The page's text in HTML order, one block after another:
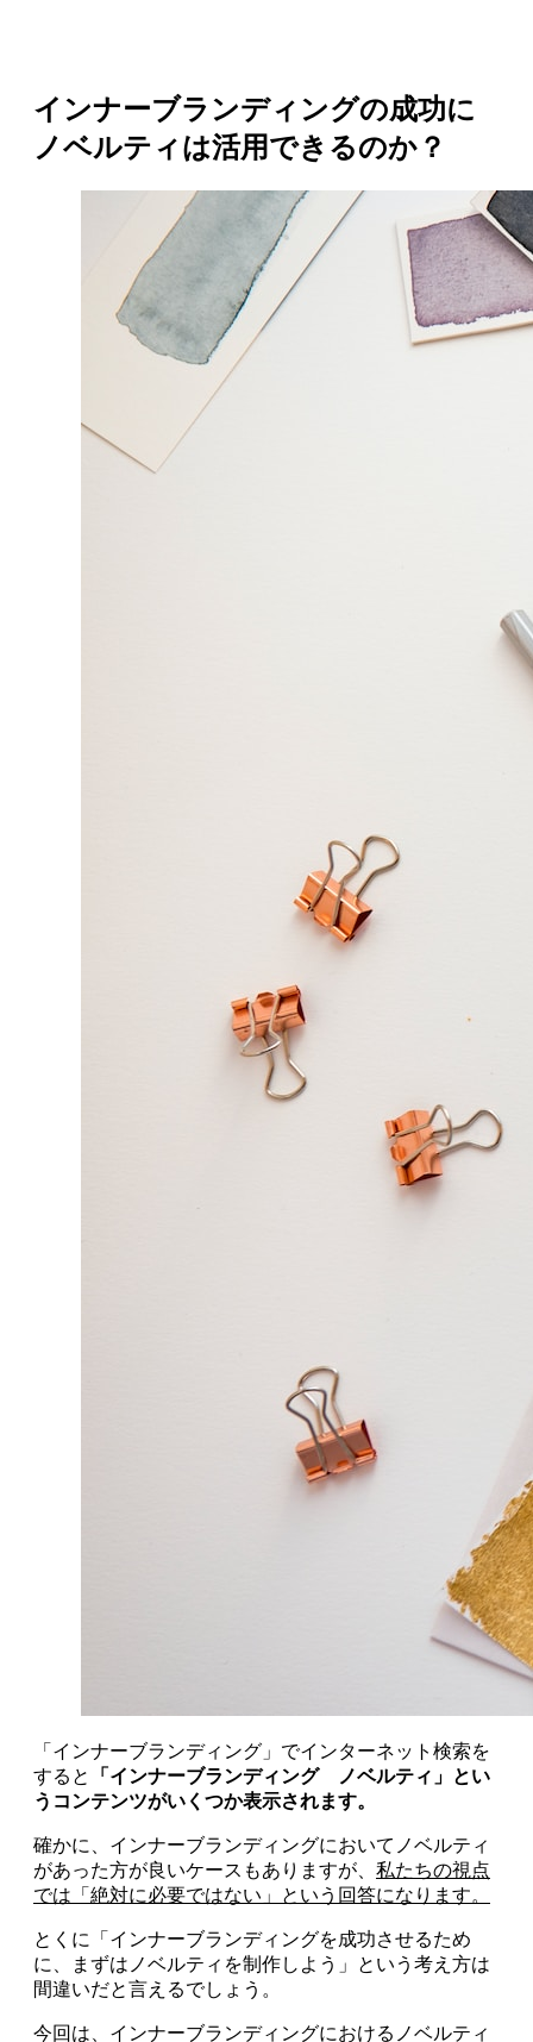
インナーブランディングの成功に
ノベルティは活用できるのか？
「インナーブランディング」でインターネット検索を
すると
「インナーブランディング ノベルティ」とい
うコンテンツがいくつか表示されます。
確かに、インナーブランディングにおいてノベルティ
があった方が良いケースもありますが、 私たちの視点
では「絶対に必要ではない」という回答になります。
とくに「インナーブランディングを成功させるため
に、まずはノベルティを制作しよう」という考え方は
間違いだと言えるでしょう。
今回は、インナーブランディングにおけるノベルティ